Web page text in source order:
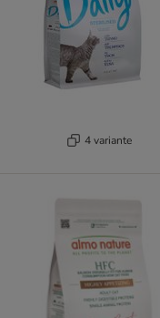
4 variante